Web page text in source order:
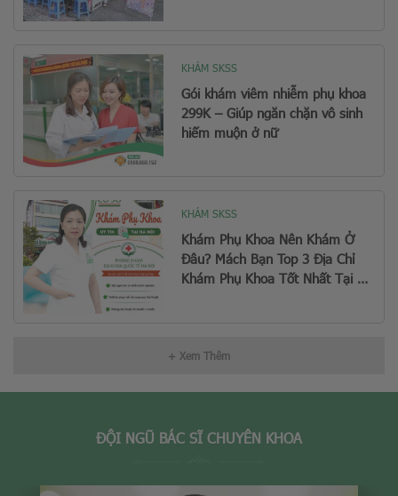
KHÁM SKSS
Gói khám viêm nhiễm phụ khoa
299K – Giúp ngăn chặn vô sinh
hiếm muộn ở nữ
KHÁM SKSS
Khám Phụ Khoa Nên Khám Ở
Đâu? Mách Bạn Top 3 Địa Chỉ
Khám Phụ Khoa Tốt Nhất Tại Hà
+ Xem Thêm
ĐỘI NGŨ BÁC SĨ CHUYÊN KHOA